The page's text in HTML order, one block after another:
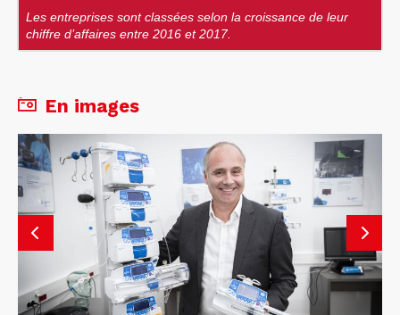
Les entreprises sont classées selon la croissance de leur
chiffre d’affaires entre 2016 et 2017.
En images